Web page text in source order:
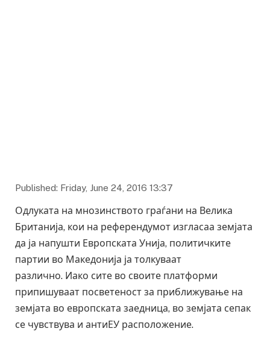
Published: Friday, June 24, 2016 13:37
Одлуката на мнозинството граѓани на Велика
Британија, кои на референдумот изгласаа земјата
да ја напушти Европската Унија, политичките
партии во Македонија ја толкуваат
различно. Иако сите во своите платформи
припишуваат посветеност за приближување на
земјата во европската заедница, во земјата сепак
се чувствува и антиЕУ расположение.